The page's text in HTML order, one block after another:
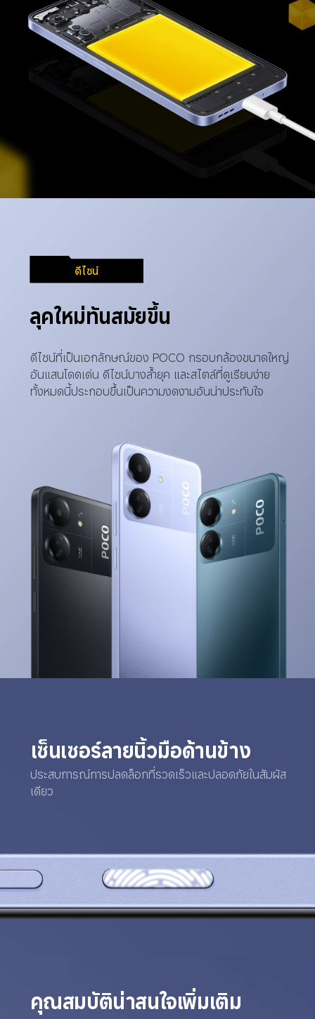
ดีไซน์
ลุคใหม่ทันสมัยขึ้น
ดีไซน์ที่เป็นเอกลักษณ์ของ POCO กรอบกล้องขนาดใหญ่
อันแสนโดดเด่น ดีไซน์บางล้ำยุค และสไตล์ที่ดูเรียบง่าย
ทั้งหมดนี้ประกอบขึ้นเป็นความงดงามอันน่าประทับใจ
เซ็นเซอร์ลายนิ้วมือด้านข้าง
ประสบการณ์การปลดล็อกที่รวดเร็วและปลอดภัยในสัมผัส
เดียว
คุณสมบัติน่าสนใจเพิ่มเติม